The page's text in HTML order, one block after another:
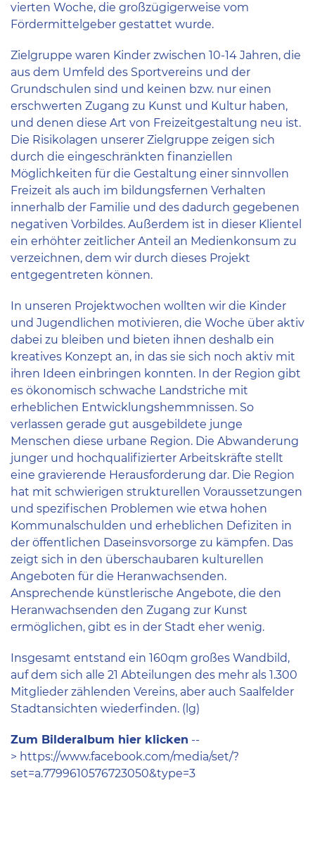
vierten Woche, die großzügigerweise vom
Fördermittelgeber gestattet wurde.
Zielgruppe waren Kinder zwischen 10-14 Jahren, die
aus dem Umfeld des Sportvereins und der
Grundschulen sind und keinen bzw. nur einen
erschwerten Zugang zu Kunst und Kultur haben,
und denen diese Art von Freizeitgestaltung neu ist.
Die Risikolagen unserer Zielgruppe zeigen sich
durch die eingeschränkten finanziellen
Möglichkeiten für die Gestaltung einer sinnvollen
Freizeit als auch im bildungsfernen Verhalten
innerhalb der Familie und des dadurch gegebenen
negativen Vorbildes. Außerdem ist in dieser Klientel
ein erhöhter zeitlicher Anteil an Medienkonsum zu
verzeichnen, dem wir durch dieses Projekt
entgegentreten können.
In unseren Projektwochen wollten wir die Kinder
und Jugendlichen motivieren, die Woche über aktiv
dabei zu bleiben und bieten ihnen deshalb ein
kreatives Konzept an, in das sie sich noch aktiv mit
ihren Ideen einbringen konnten. In der Region gibt
es ökonomisch schwache Landstriche mit
erheblichen Entwicklungshemmnissen. So
verlassen gerade gut ausgebildete junge
Menschen diese urbane Region. Die Abwanderung
junger und hochqualifizierter Arbeitskräfte stellt
eine gravierende Herausforderung dar. Die Region
hat mit schwierigen strukturellen Voraussetzungen
und spezifischen Problemen wie etwa hohen
Kommunalschulden und erheblichen Defiziten in
der öffentlichen Daseinsvorsorge zu kämpfen. Das
zeigt sich in den überschaubaren kulturellen
Angeboten für die Heranwachsenden.
Ansprechende künstlerische Angebote, die den
Heranwachsenden den Zugang zur Kunst
ermöglichen, gibt es in der Stadt eher wenig.
Insgesamt entstand ein 160qm großes Wandbild,
auf dem sich alle 21 Abteilungen des mehr als 1.300
Mitglieder zählenden Vereins, aber auch Saalfelder
Stadtansichten wiederfinden. (lg)
Zum Bilderalbum hier klicken --
> https://www.facebook.com/media/set/?
set=a.7799610576723050&type=3